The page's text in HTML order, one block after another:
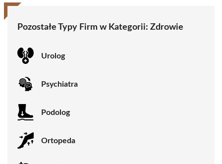
Pozostałe Typy Firm w Kategorii: Zdrowie
Urolog
Psychiatra
Podolog
Ortopeda